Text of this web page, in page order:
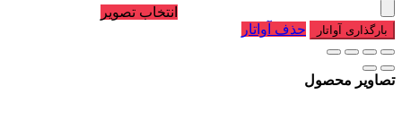
انتخاب تصویر
بارگذاری آواتار حذف آواتار
تصاویر محصول